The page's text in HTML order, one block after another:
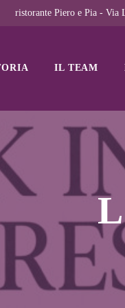
ristorante Piero e Pia -
IL TEAM